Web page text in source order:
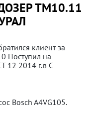
ТМ10.11
клиент за
Поступил на
12 2014 г.в С
Bosch A4VG105.